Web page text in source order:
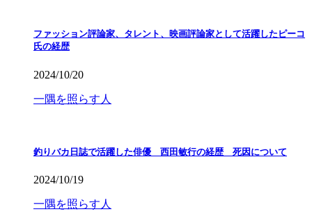
ファッション評論家、タレント、映画評論家として活躍したピーコ
氏の経歴
2024/10/20
一隅を照らす人
釣りバカ日誌で活躍した俳優 西田敏行の経歴 死因について
2024/10/19
一隅を照らす人